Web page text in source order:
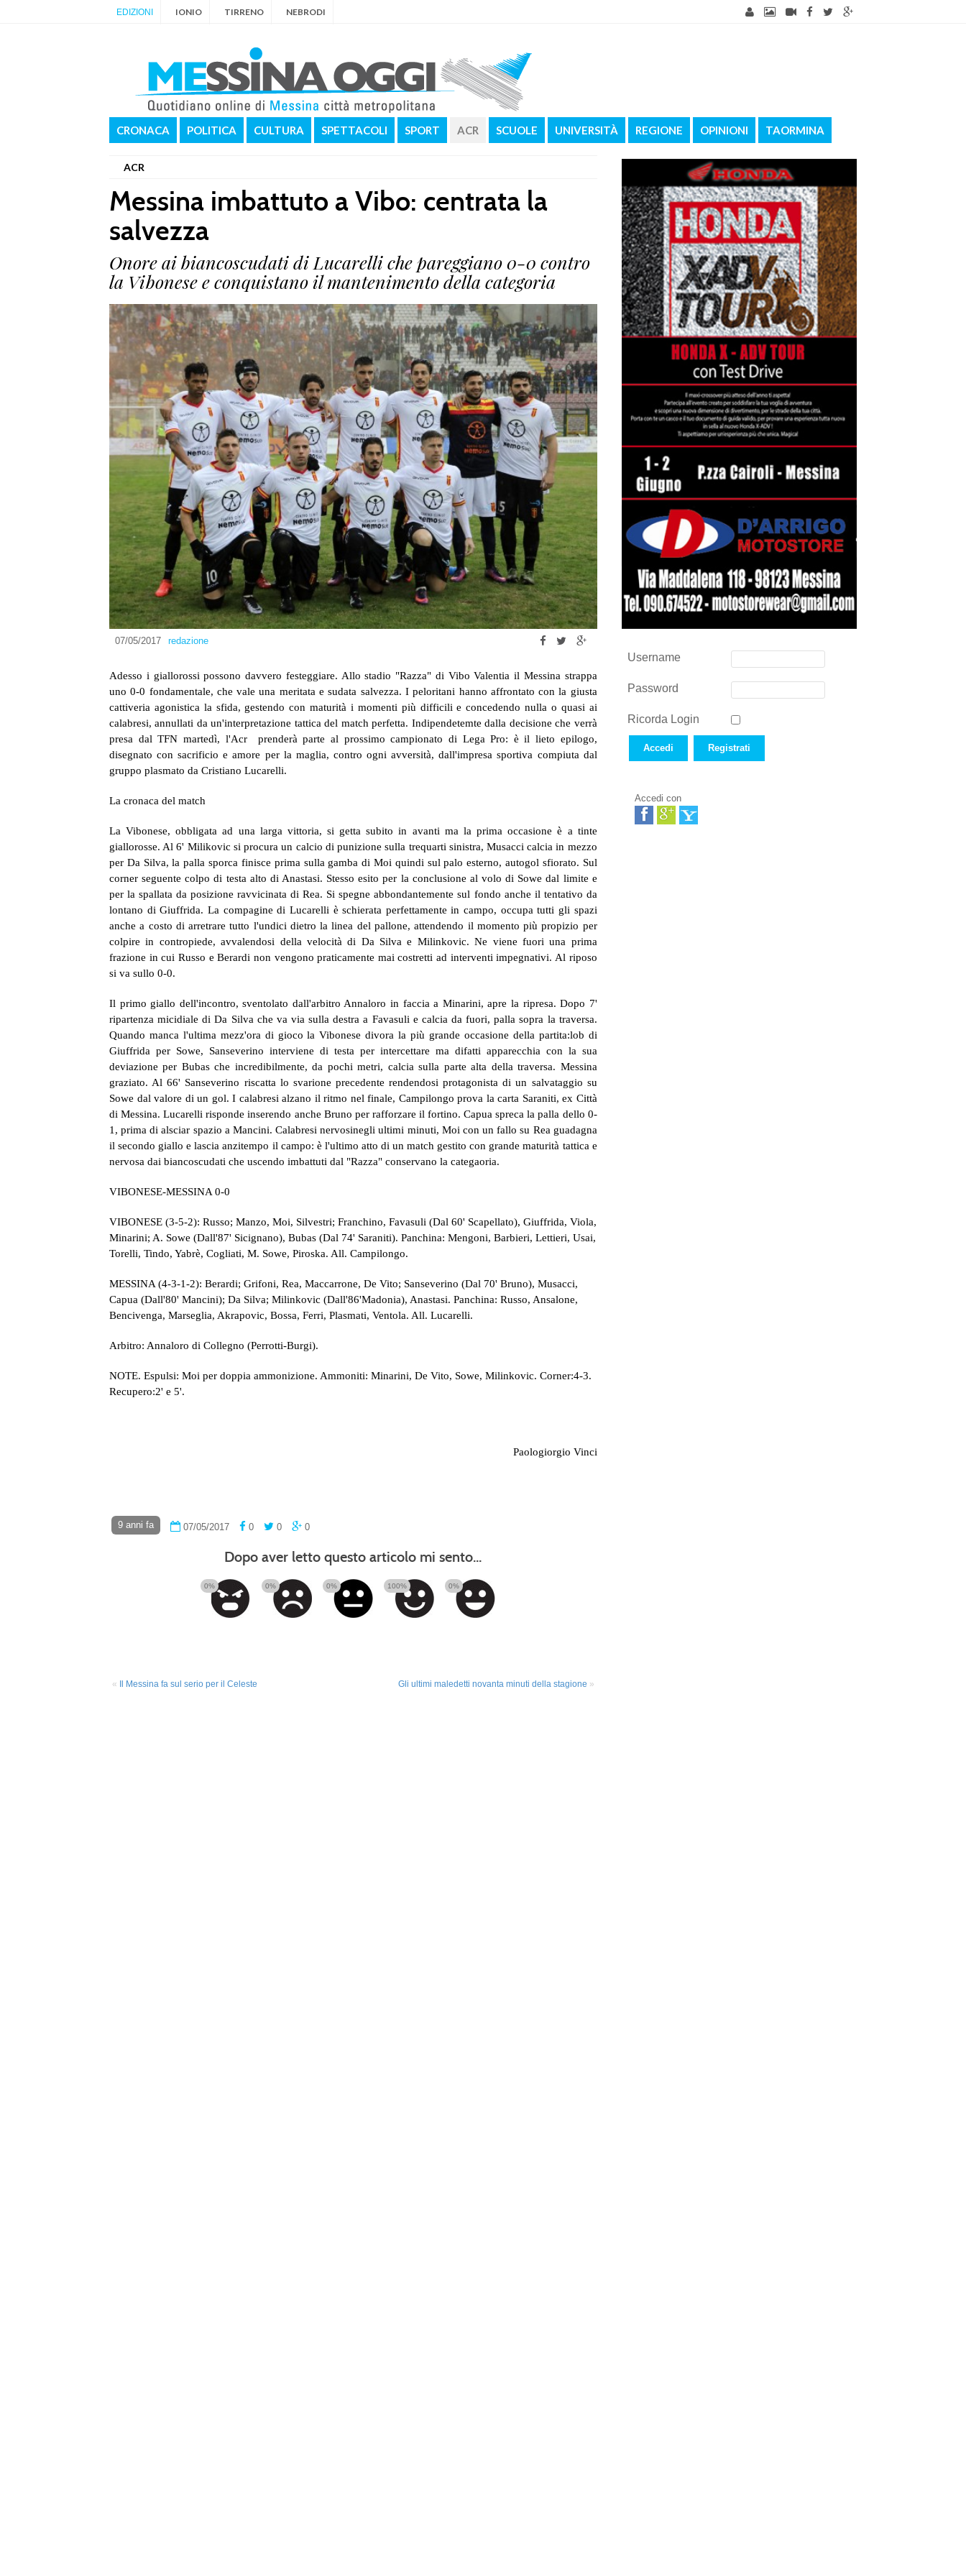
EDIZIONI IONIO TIRRENO NEBRODI
CRONACA POLITICA CULTURA SPETTACOLI SPORT ACR SCUOLE UNIVERSITÀ REGIONE OPINIONI TAORMINA
ACR
Messina imbattuto a Vibo: centrata la
salvezza
Onore ai biancoscudati di Lucarelli che pareggiano 0-0 contro
la Vibonese e conquistano il mantenimento della categoria
07/05/2017 redazione
Adesso i giallorossi possono davvero festeggiare. Allo stadio "Razza" di Vibo Valentia il Messina strappa
uno 0-0 fondamentale, che vale una meritata e sudata salvezza. I peloritani hanno affrontato con la giusta
cattiveria agonistica la sfida, gestendo con maturità i momenti più difficili e concedendo nulla o quasi ai
calabresi, annullati da un'interpretazione tattica del match perfetta. Indipendetemte dalla decisione che verrà
presa dal TFN martedì, l'Acr prenderà parte al prossimo campionato di Lega Pro: è il lieto epilogo,
disegnato con sacrificio e amore per la maglia, contro ogni avversità, dall'impresa sportiva compiuta dal
gruppo plasmato da Cristiano Lucarelli.
La cronaca del match
La Vibonese, obbligata ad una larga vittoria, si getta subito in avanti ma la prima occasione è a tinte
giallorosse. Al 6' Milikovic si procura un calcio di punizione sulla trequarti sinistra, Musacci calcia in mezzo
per Da Silva, la palla sporca finisce prima sulla gamba di Moi quindi sul palo esterno, autogol sfiorato. Sul
corner seguente colpo di testa alto di Anastasi. Stesso esito per la conclusione al volo di Sowe dal limite e
per la spallata da posizione ravvicinata di Rea. Si spegne abbondantemente sul fondo anche il tentativo da
lontano di Giuffrida. La compagine di Lucarelli è schierata perfettamente in campo, occupa tutti gli spazi
anche a costo di arretrare tutto l'undici dietro la linea del pallone, attendendo il momento più propizio per
colpire in contropiede, avvalendosi della velocità di Da Silva e Milinkovic. Ne viene fuori una prima
frazione in cui Russo e Berardi non vengono praticamente mai costretti ad interventi impegnativi. Al riposo
si va sullo 0-0.
Il primo giallo dell'incontro, sventolato dall'arbitro Annaloro in faccia a Minarini, apre la ripresa. Dopo 7'
ripartenza micidiale di Da Silva che va via sulla destra a Favasuli e calcia da fuori, palla sopra la traversa.
Quando manca l'ultima mezz'ora di gioco la Vibonese divora la più grande occasione della partita:lob di
Giuffrida per Sowe, Sanseverino interviene di testa per intercettare ma difatti apparecchia con la sua
deviazione per Bubas che incredibilmente, da pochi metri, calcia sulla parte alta della traversa. Messina
graziato. Al 66' Sanseverino riscatta lo svarione precedente rendendosi protagonista di un salvataggio su
Sowe dal valore di un gol. I calabresi alzano il ritmo nel finale, Campilongo prova la carta Saraniti, ex Città
di Messina. Lucarelli risponde inserendo anche Bruno per rafforzare il fortino. Capua spreca la palla dello 0-
1, prima di alsciar spazio a Mancini. Calabresi nervosinegli ultimi minuti, Moi con un fallo su Rea guadagna
il secondo giallo e lascia anzitempo il campo: è l'ultimo atto di un match gestito con grande maturità tattica e
nervosa dai biancoscudati che uscendo imbattuti dal "Razza" conservano la categaoria.
VIBONESE-MESSINA 0-0
VIBONESE (3-5-2): Russo; Manzo, Moi, Silvestri; Franchino, Favasuli (Dal 60' Scapellato), Giuffrida, Viola,
Minarini; A. Sowe (Dall'87' Sicignano), Bubas (Dal 74' Saraniti). Panchina: Mengoni, Barbieri, Lettieri, Usai,
Torelli, Tindo, Yabrè, Cogliati, M. Sowe, Piroska. All. Campilongo.
MESSINA (4-3-1-2): Berardi; Grifoni, Rea, Maccarrone, De Vito; Sanseverino (Dal 70' Bruno), Musacci,
Capua (Dall'80' Mancini); Da Silva; Milinkovic (Dall'86'Madonia), Anastasi. Panchina: Russo, Ansalone,
Bencivenga, Marseglia, Akrapovic, Bossa, Ferri, Plasmati, Ventola. All. Lucarelli.
Arbitro: Annaloro di Collegno (Perrotti-Burgi).
NOTE. Espulsi: Moi per doppia ammonizione. Ammoniti: Minarini, De Vito, Sowe, Milinkovic. Corner:4-3.
Recupero:2' e 5'.
Paologiorgio Vinci
9 anni fa 07/05/2017 0 0 0
Dopo aver letto questo articolo mi sento...
0% 0% 0% 100% 0%
« Il Messina fa sul serio per il Celeste Gli ultimi maledetti novanta minuti della stagione »
Username
Password
Ricorda Login
Accedi Registrati
Accedi con